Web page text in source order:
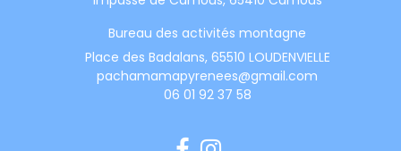
pachamamapyrenees@gmail.com
06 01 92 37 58
Bureau des activités montagne
Place des Badalans, 65510 LOUDENVIELLE